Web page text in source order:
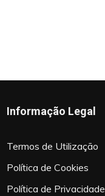
Informação Legal
Termos de Utilização
Política de Cookies
Política de Privacidade